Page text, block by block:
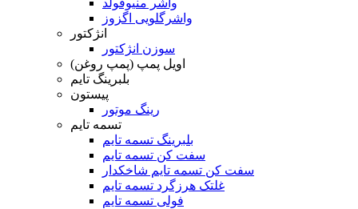
واشر منیوفولد
واشرگلویی اگزوز
انژکتور
سوزن انژکتور
اویل پمپ (پمپ روغن)
بلبرینگ تایم
پیستون
رینگ موتور
تسمه تایم
بلبرینگ تسمه تایم
سفت کن تسمه تایم
سفت کن تسمه تایم شاخکدار
غلتک هرزگرد تسمه تایم
فولی تسمه تایم